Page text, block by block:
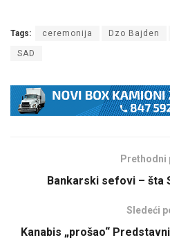
Tags: ceremonija Dzo Bajden
SAD
Prethodni
Bankarski sefovi – šta
Sledeći
Kanabis „prošao“